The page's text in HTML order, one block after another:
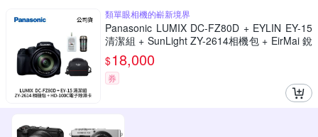
類單眼相機的嶄新境界
Panasonic LUMIX DC-FZ80D + EYLIN EY-15
清潔組 + SunLight ZY-2614相機包 + EirMai 銳
瑪 HD-100C電子除濕卡 FZ80D (公司貨)
$18,000
券